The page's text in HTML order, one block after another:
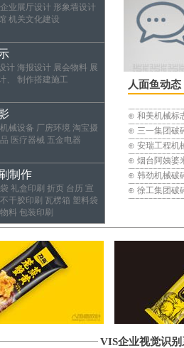
业展厅设计 形象墙设计
机关文化建设
计 海报设计 展会物料 展
、 制作搭建施工
械设备 厂房环境 淘宝摄
医疗器械 五金电器
制作
礼盒印刷 折页 台历 宣
干胶印刷 瓦楞箱 塑料袋
料 包装印刷
人面鱼动态
⊕ 和美机械标
⊕ 三一集团破
⊕ 安瑞工程机
⊕ 烟台阿姨婆
⊕ 韩劲机械破
⊕ 徐工集团破
VIS企业视觉识别